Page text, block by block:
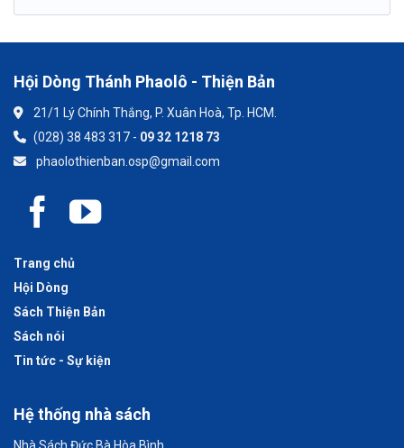
Hội Dòng Thánh Phaolô - Thiện Bản
21/1 Lý Chính Thắng, P. Xuân Hoà, Tp. HCM.
(028) 38 483 317 - 09 32 1218 73
phaolothienban.osp@gmail.com
Trang chủ
Hội Dòng
Sách Thiện Bản
Sách nói
Tin tức - Sự kiện
Hệ thống nhà sách
Nhà Sách Đức Bà Hòa Bình